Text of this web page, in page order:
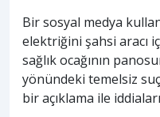
Bir sosyal medya
elektriğini şahsi aracı
sağlık ocağının
yönündeki temelsiz
bir açıklama ile